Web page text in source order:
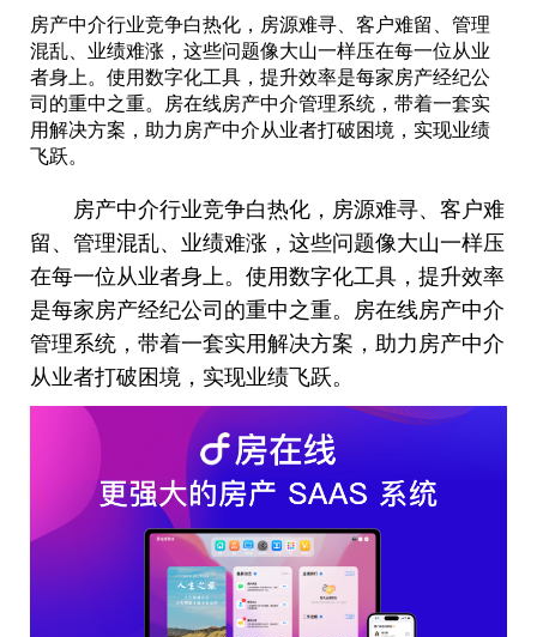
房产中介行业竞争白热化，房源难寻、客户难留、管理
混乱、业绩难涨，这些问题像大山一样压在每一位从业
者身上。使用数字化工具，提升效率是每家房产经纪公
司的重中之重。房在线房产中介管理系统，带着一套实
用解决方案，助力房产中介从业者打破困境，实现业绩
飞跃。
房产中介行业竞争白热化，房源难寻、客户难
留、管理混乱、业绩难涨，这些问题像大山一样压
在每一位从业者身上。使用数字化工具，提升效率
是每家房产经纪公司的重中之重。房在线房产中介
管理系统，带着一套实用解决方案，助力房产中介
从业者打破困境，实现业绩飞跃。